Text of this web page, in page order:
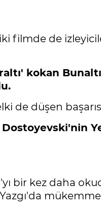
filmde de
kokan
düşen
bir kez daha